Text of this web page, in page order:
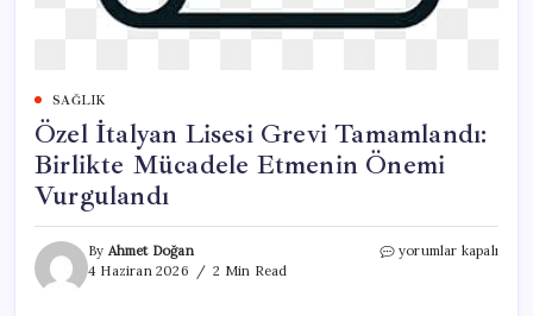
SAĞLIK
Özel İtalyan Lisesi Grevi Tamamlandı:
Birlikte Mücadele Etmenin Önemi
Vurgulandı
By Ahmet Doğan
4 Haziran 2026
2 Min Read
Özel
yorumlar kapalı